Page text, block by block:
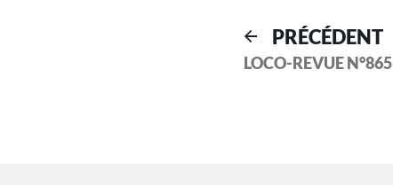
PRÉCÉDENT
LOCO-REVUE N°865